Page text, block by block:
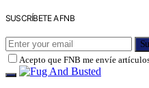
SUSCRÍBETE A FNB
Acepto que FNB me envíe